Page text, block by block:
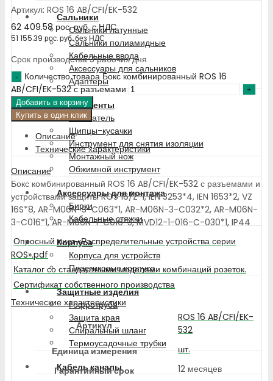
Сальники
Сальники латунные
Сальники полиамидные
Кабельные ввода
Аксессуары для сальников
Адаптеры
Инструменты
Отсекатель
Щипцы-кусачки
Инструмент для снятия изоляции
Монтажный нож
Обжимной инструмент
Аксессуары для монтажа
Бирки
Кабельные стяжки
Корпуса
Корпуса для устройств
Пластиковые корпуса
Защитные изделия
Гофротруба
Защита края
Спиральный шланг
Термоусадочные трубки
Кабель каналы
Артикул: ROS 16 AB/CFI/EK-532
62 409.58 рос. руб.с НДС
51 155.39 рос. руб.без НДС
Срок производства 3 рабочих дня
Количество товара Бокс комбинированный ROS 16
AB/CFI/EK-532 с разъемами
Добавить в корзину
Купить в один клик
Описание
Технические характеристики
Описание
Бокс комбинированный ROS 16 AB/CFI/EK-532 с разъемами и
устройствами защиты ROS 16/Z*1, IEN 3253*4, IEN 1653*2, VZ
16S*8, AR-M06N-3-C063*1, AR-M06N-3-C032*2, AR-M06N-
3-C016*1, AR-M06N-1-C016*3, MVD12-1-016-C-030*1, IP44
Опросный лист «Распределительные устройства серии
ROS».pdf
Каталог со стандартными моделями комбинаций розеток.
Сертификат собственного производства
Технические характеристики
Артикул
ROS 16 AB/CFI/EK-
532
Единица измерения
шт.
Гарантийный срок
12 месяцев